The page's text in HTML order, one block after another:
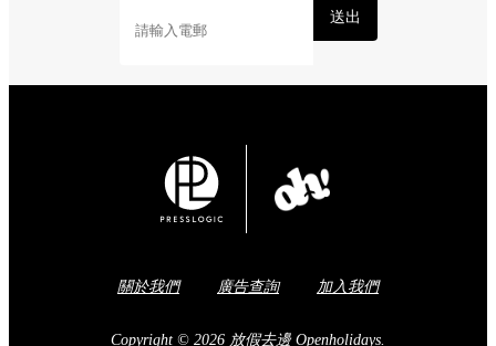
送出
關於我們 廣告查詢 加入我們
Copyright © 2026 放假去邊 Openholidays.